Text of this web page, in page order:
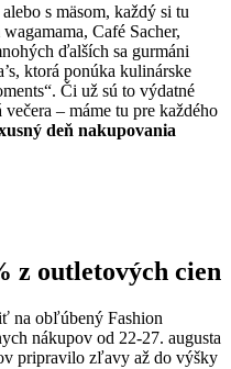
s mäsom, každý si tu
Café Sacher,
ďalších sa gurmáni
ktorá ponúka kulinárske
Či už sú to výdatné
– máme tu pre každého
deň nakupovania
z outletových cien
na obľúbený Fashion
nákupov od 22-27. augusta
pripravilo zľavy až do výšky